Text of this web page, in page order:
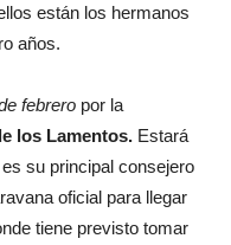
están los hermanos
años.
febrero por la
los Lamentos. Estará
su principal consejero
oficial para llegar
tiene previsto tomar